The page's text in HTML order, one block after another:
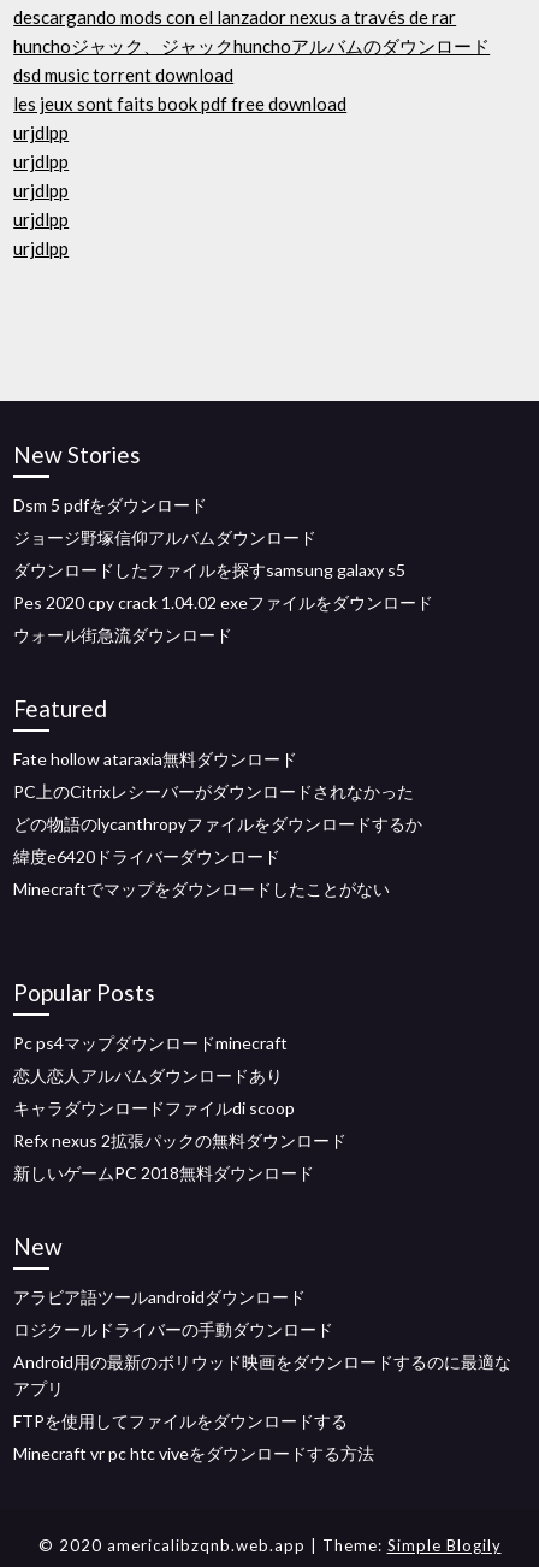
descargando mods con el lanzador nexus a través de rar
hunchoジャック、ジャックhunchoアルバムのダウンロード
dsd music torrent download
les jeux sont faits book pdf free download
urjdlpp
urjdlpp
urjdlpp
urjdlpp
urjdlpp
New Stories
Dsm 5 pdfをダウンロード
ジョージ野塚信仰アルバムダウンロード
ダウンロードしたファイルを探すsamsung galaxy s5
Pes 2020 cpy crack 1.04.02 exeファイルをダウンロード
ウォール街急流ダウンロード
Featured
Fate hollow ataraxia無料ダウンロード
PC上のCitrixレシーバーがダウンロードされなかった
どの物語のlycanthropyファイルをダウンロードするか
緯度e6420ドライバーダウンロード
Minecraftでマップをダウンロードしたことがない
Popular Posts
Pc ps4マップダウンロードminecraft
恋人恋人アルバムダウンロードあり
キャラダウンロードファイルdi scoop
Refx nexus 2拡張パックの無料ダウンロード
新しいゲームPC 2018無料ダウンロード
New
アラビア語ツールandroidダウンロード
ロジクールドライバーの手動ダウンロード
Android用の最新のボリウッド映画をダウンロードするのに最適な
アプリ
FTPを使用してファイルをダウンロードする
Minecraft vr pc htc viveをダウンロードする方法
© 2020 americalibzqnb.web.app | Theme: Simple Blogily